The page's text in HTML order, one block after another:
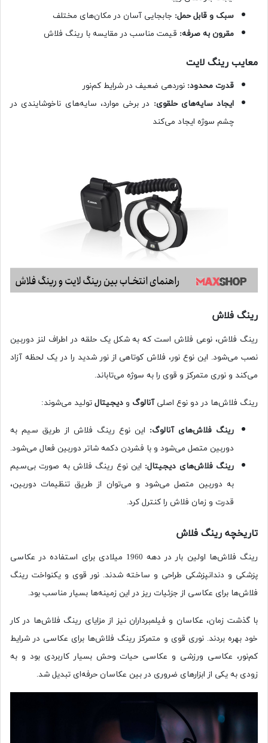
سبک و قابل حمل: جابجایی آسان در مکان‌های مختلف
مقرون به صرفه: قیمت مناسب در مقایسه با رینگ فلاش
معایب رینگ لایت
قدرت محدود: نوردهی ضعیف در شرایط کم‌نور
ایجاد سایه‌های حلقوی: در برخی موارد، سایه‌های ناخوشایندی در
چشم سوژه ایجاد می‌کند
رینگ فلاش
رینگ فلاش، نوعی فلاش است که به شکل یک حلقه در اطراف لنز دوربین
نصب می‌شود. این نوع نور، فلاش کوتاهی از نور شدید را در یک لحظه آزاد
می‌کند و نوری متمرکز و قوی را به سوژه می‌تاباند.
رینگ فلاش‌ها در دو نوع اصلیآنالوگ و دیجیتال تولید می‌شوند:
رینگ فلاش‌های آنالوگ: این نوع رینگ فلاش از طریق سیم به
دوربین متصل می‌شود و با فشردن دکمه شاتر دوربین فعال می‌شود.
رینگ فلاش‌های دیجیتال: این نوع رینگ فلاش به صورت بی‌سیم
به دوربین متصل می‌شود و می‌توان از طریق تنظیمات دوربین،
قدرت و زمان فلاش را کنترل کرد.
تاریخچه رینگ فلاش
رینگ فلاش‌ها اولین بار در دهه 1960 میلادی برای استفاده در عکاسی
پزشکی و دندانپزشکی طراحی و ساخته شدند. نور قوی و یکنواخت رینگ
فلاش‌ها برای عکاسی از جزئیات ریز در این زمینه‌ها بسیار مناسب بود.
با گذشت زمان، عکاسان و فیلمبرداران نیز از مزایای رینگ فلاش‌ها در کار
خود بهره بردند. نوری قوی و متمرکز رینگ فلاش‌ها برای عکاسی در شرایط
کم‌نور، عکاسی ورزشی و عکاسی حیات وحش بسیار کاربردی بود و به
زودی به یکی از ابزارهای ضروری در بین عکاسان حرفه‌ای تبدیل شد.